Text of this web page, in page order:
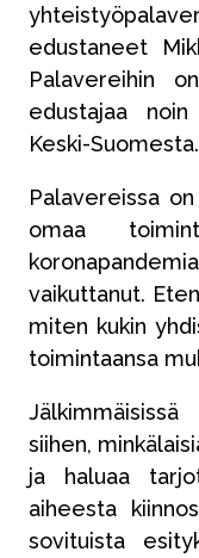
edustaneet
Palavereihin
edustajaa
Keski-Suomesta.
Palavereissa
omaa
vaikuttanut.
miten kukin
toimintaansa
siihen,
ja haluaa
aiheesta
sovituista